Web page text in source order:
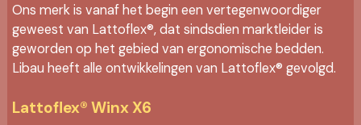
Ons merk is vanaf het begin een vertegenwoordiger
geweest van Lattoflex®, dat sindsdien marktleider is
geworden op het gebied van ergonomische bedden.
Libau heeft alle ontwikkelingen van Lattoflex® gevolgd.
Lattoflex® Winx X6